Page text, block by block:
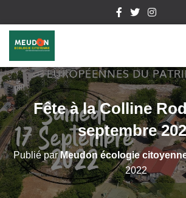
Fête à la Colline
septembre
Publié parMeudon écologie
2022